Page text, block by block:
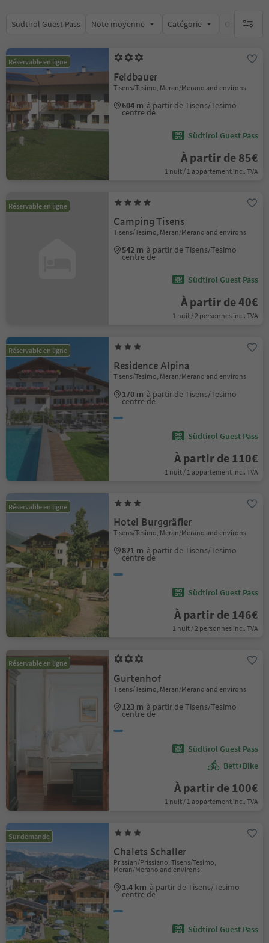
Südtirol Guest Pass Note moyenne Catégorie Options de
aucun
Réservable en ligne
Feldbauer
Tisens/Tesimo, Meran/Merano and environs
604 m à partir de Tisens/Tesimo
centre de
Südtirol Guest Pass
À partir de 85€
1 nuit / 1 appartement incl. TVA
Réservable en ligne
Camping Tisens
Tisens/Tesimo, Meran/Merano and environs
542 m à partir de Tisens/Tesimo
centre de
Südtirol Guest Pass
À partir de 40€
1 nuit / 2 personnes incl. TVA
Réservable en ligne
Residence Alpina
Tisens/Tesimo, Meran/Merano and environs
170 m à partir de Tisens/Tesimo
centre de
Südtirol Guest Pass
À partir de 110€
1 nuit / 1 appartement incl. TVA
Réservable en ligne
Hotel Burggräfler
Tisens/Tesimo, Meran/Merano and environs
821 m à partir de Tisens/Tesimo
centre de
Südtirol Guest Pass
À partir de 146€
1 nuit / 2 personnes incl. TVA
Réservable en ligne
Gurtenhof
Tisens/Tesimo, Meran/Merano and environs
123 m à partir de Tisens/Tesimo
centre de
Südtirol Guest Pass
Bett+Bike
À partir de 100€
1 nuit / 1 appartement incl. TVA
Sur demande
Chalets Schaller
Prissian/Prissiano, Tisens/Tesimo,
Meran/Merano and environs
1.4 km à partir de Tisens/Tesimo
centre de
Südtirol Guest Pass